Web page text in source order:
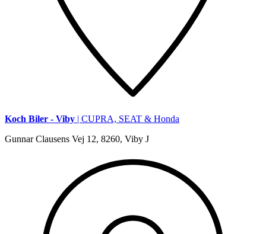
Koch Biler - Viby | CUPRA, SEAT & Honda
Gunnar Clausens Vej 12, 8260, Viby J